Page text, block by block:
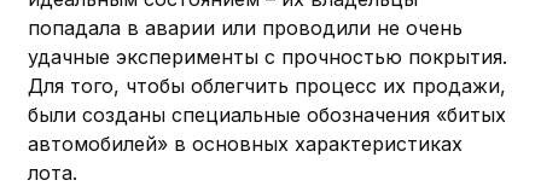
попадала в аварии или проводили не очень
удачные эксперименты с прочностью покрытия.
Для того, чтобы облегчить процесс их продажи,
были созданы специальные обозначения «битых
автомобилей» в основных характеристиках
лота.